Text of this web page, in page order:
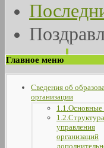
Главное меню
Сведения об
организации
1.1.Основные
управления
организаций